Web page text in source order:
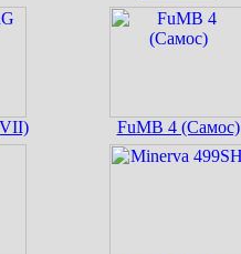
FuMB 4 (Самос)